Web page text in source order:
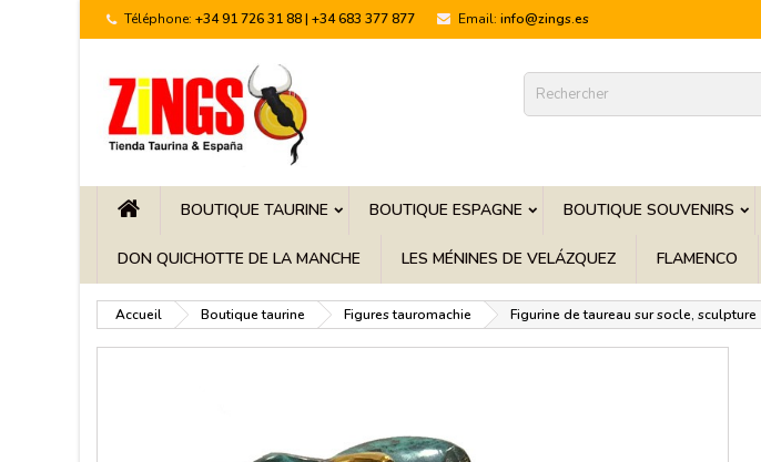
Téléphone: +34 91 726 31 88 | +34 683 377 877 Email: info@zings.es
BOUTIQUE TAURINE BOUTIQUE ESPAGNE BOUTIQUE SOUVENIRS
DON QUICHOTTE DE LA MANCHE LES MÉNINES DE VELÁZQUEZ FLAMENCO
Accueil Boutique taurine Figures tauromachie Figurine de taureau sur socle, sculpture